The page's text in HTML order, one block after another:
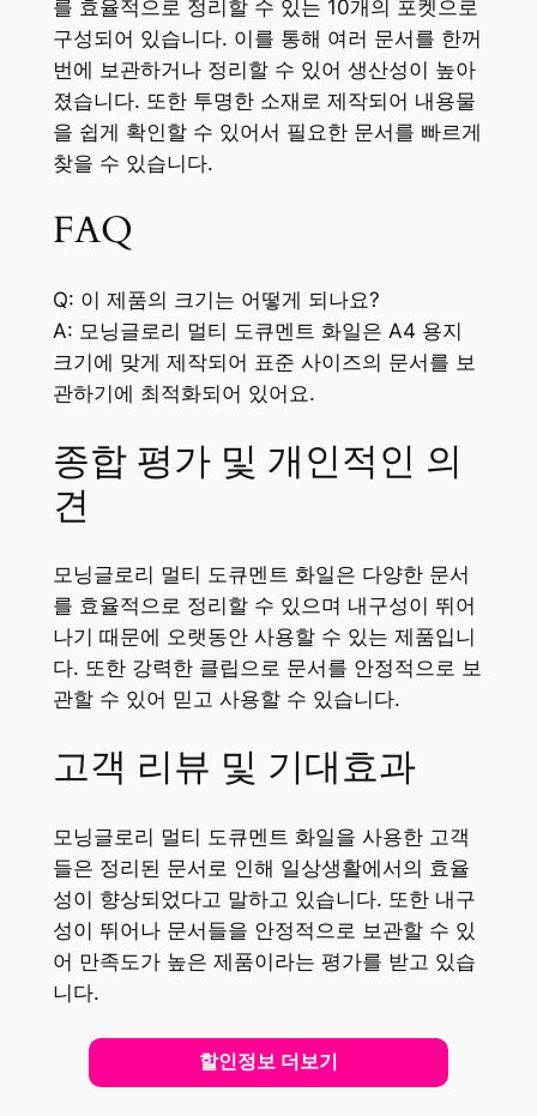
를 효율적으로 정리할 수 있는 10개의 포켓으로
구성되어 있습니다. 이를 통해 여러 문서를 한꺼
번에 보관하거나 정리할 수 있어 생산성이 높아
졌습니다. 또한 투명한 소재로 제작되어 내용물
을 쉽게 확인할 수 있어서 필요한 문서를 빠르게
찾을 수 있습니다.
FAQ
Q: 이 제품의 크기는 어떻게 되나요?
A: 모닝글로리 멀티 도큐멘트 화일은 A4 용지
크기에 맞게 제작되어 표준 사이즈의 문서를 보
관하기에 최적화되어 있어요.
종합 평가 및 개인적인 의
견
모닝글로리 멀티 도큐멘트 화일은 다양한 문서
를 효율적으로 정리할 수 있으며 내구성이 뛰어
나기 때문에 오랫동안 사용할 수 있는 제품입니
다. 또한 강력한 클립으로 문서를 안정적으로 보
관할 수 있어 믿고 사용할 수 있습니다.
고객 리뷰 및 기대효과
모닝글로리 멀티 도큐멘트 화일을 사용한 고객
들은 정리된 문서로 인해 일상생활에서의 효율
성이 향상되었다고 말하고 있습니다. 또한 내구
성이 뛰어나 문서들을 안정적으로 보관할 수 있
어 만족도가 높은 제품이라는 평가를 받고 있습
니다.
할인정보 더보기